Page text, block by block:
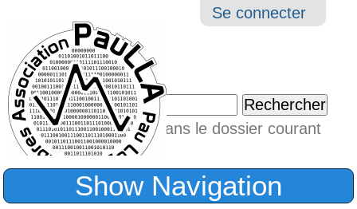
Outils
Se connecter
Chercher par
Seulement dans le dossier courant
Recherche
Show Navigation